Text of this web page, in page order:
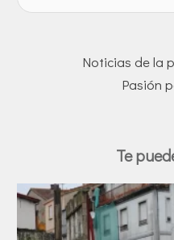
Noticias de la
Pasión
Te